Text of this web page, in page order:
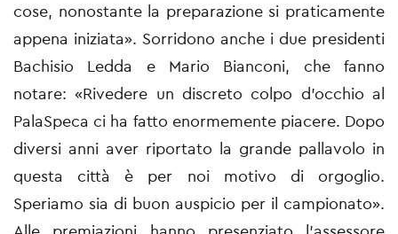
cose, nonostante la preparazione si praticamente
appena iniziata». Sorridono anche i due presidenti
Bachisio Ledda e Mario Bianconi, che fanno
notare: «Rivedere un discreto colpo d'occhio al
PalaSpeca ci ha fatto enormemente piacere. Dopo
diversi anni aver riportato la grande pallavolo in
questa città è per noi motivo di orgoglio.
Speriamo sia di buon auspicio per il campionato».